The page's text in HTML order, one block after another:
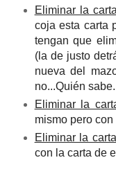
Eliminar la
coja esta carta
tengan que
(la de justo
nueva del
no...Quién sabe.
Eliminar la
mismo pero
Eliminar la
con la carta de